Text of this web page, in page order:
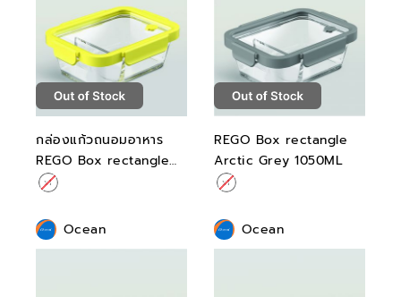
กล่องแก้วถนอมอาหาร
REGO Box rectangle
Yellow Fizz 1050ML
REGO Box rectangle
Arctic Grey 1050ML
Ocean Ocean